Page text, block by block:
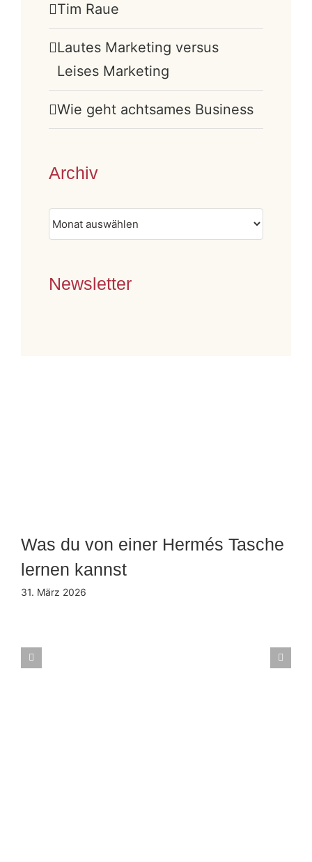
Tim Raue
Lautes Marketing versus
Leises Marketing
Wie geht achtsames Business
Archiv
Archiv
Newsletter
Was du von einer Hermés Tasche
lernen kannst
31. März 2026